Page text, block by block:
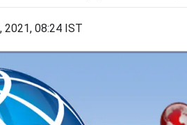
2021, 08:24 IST